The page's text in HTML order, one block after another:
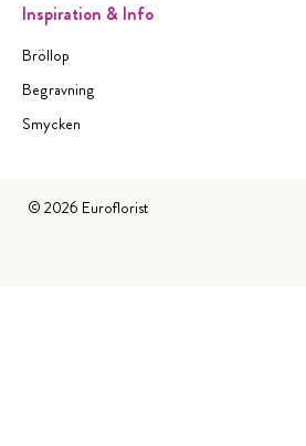
Inspiration & Info
Bröllop
Begravning
Smycken
© 2026 Euroflorist